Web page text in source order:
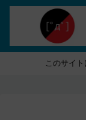
このサイ